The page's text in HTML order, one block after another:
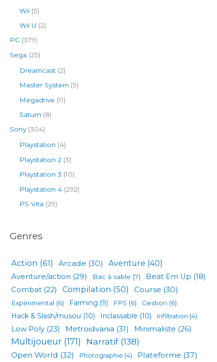
Wii (5)
Wii U (2)
PC (379)
Sega (25)
Dreamcast (2)
Master System (5)
Megadrive (11)
Saturn (8)
Sony(304)
Playstation (4)
Playstation 2 (3)
Playstation 3 (10)
Playstation 4 (292)
PS Vita (29)
Genres
Action (61) Arcade (30) Aventure (40)
Aventure/action (29) Bac à sable (7) Beat Em Up (18)
Combat (22) Compilation (50) Course (30)
Expérimental (6) Farming (9) FPS (6) Gestion (6)
Hack & Slash/musou (10) Inclassable (10) Infiltration (4)
Low Poly (23) Metroidvania (31) Minimaliste (26)
Multijoueur (171) Narratif(138)
Open World (32) Photographie (4) Plateforme (37)